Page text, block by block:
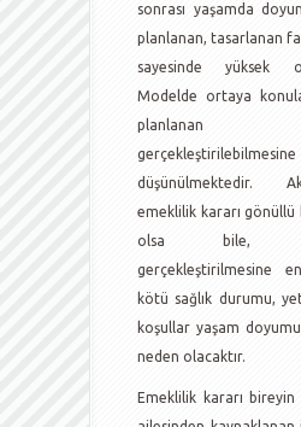
sonrası yaşamda
planlanan, tasarlanan
sayesinde yüksek
Modelde ortaya
planlanan
düşünülmektedir.
emeklilik kararı gönüllü
olsa bile,
gerçekleştirilmesine
kötü sağlık durumu,
koşullar yaşam
neden olacaktır.
Emeklilik kararı bireyin